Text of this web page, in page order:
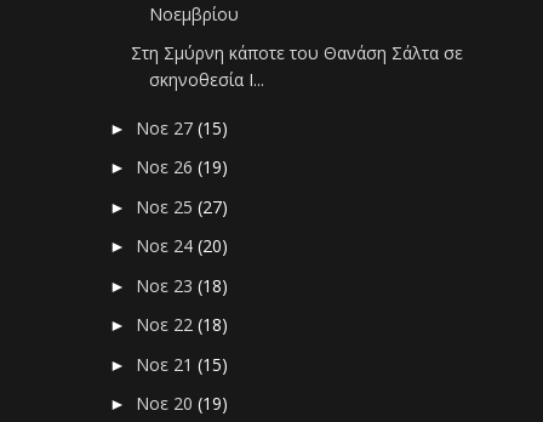
Νοεμβρίου
Στη Σμύρνη κάποτε του Θανάση Σάλτα σε
σκηνοθεσία Ι...
► Νοε 27(15)
► Νοε 26(19)
► Νοε 25(27)
► Νοε 24(20)
► Νοε 23(18)
► Νοε 22(18)
► Νοε 21(15)
► Νοε 20(19)